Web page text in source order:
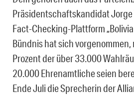
Präsidentschaftskandidat Jorge
Fact-Checking-Plattform
Bündnis hat sich
Prozent der über 33.000
20.000 Ehrenamtliche seien
Ende Juli die Sprecherin der